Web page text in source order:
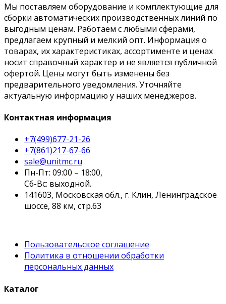
Мы поставляем оборудование и комплектующие для
сборки автоматических производственных линий по
выгодным ценам. Работаем с любыми сферами,
предлагаем крупный и мелкий опт. Информация о
товарах, их характеристиках, ассортименте и ценах
носит справочный характер и не является публичной
офертой. Цены могут быть изменены без
предварительного уведомления. Уточняйте
актуальную информацию у наших менеджеров.
Контактная информация
+7(499)677-21-26
+7(861)217-67-66
sale@unitmc.ru
Пн-Пт: 09:00 – 18:00,
Сб-Вс: выходной.
141603, Московская обл., г. Клин, Ленинградское
шоссе, 88 км, стр.63
Пользовательское соглашение
Политика в отношении обработки
персональных данных
Каталог